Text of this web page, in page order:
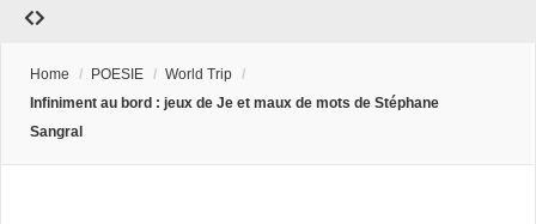
Home / POESIE / World Trip /
Infiniment au bord : jeux de Je et maux de mots de Stéphane
Sangral